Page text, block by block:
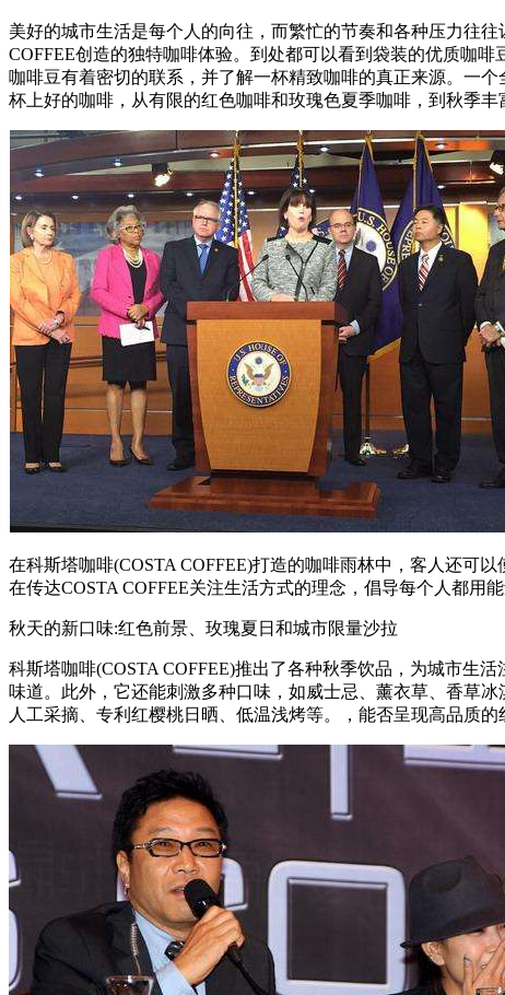
美好的城市生活是每个人的向往，而繁忙的节奏和各种压力往
COFFEE创造的独特咖啡体验。到处都可以看到袋装的优质咖
咖啡豆有着密切的联系，并了解一杯精致咖啡的真正来源。一
杯上好的咖啡，从有限的红色咖啡和玫瑰色夏季咖啡，到秋季丰
在科斯塔咖啡(COSTA COFFEE)打造的咖啡雨林中，客人还可
在传达COSTA COFFEE关注生活方式的理念，倡导每个人都用
秋天的新口味:红色前景、玫瑰夏日和城市限量沙拉
科斯塔咖啡(COSTA COFFEE)推出了各种秋季饮品，为城市生
味道。此外，它还能刺激多种口味，如威士忌、薰衣草、香草
人工采摘、专利红樱桃日晒、低温浅烤等。，能否呈现高品质